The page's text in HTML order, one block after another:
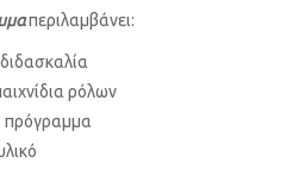
περιλαμβάνει:
ρόλων
πρόγραμμα